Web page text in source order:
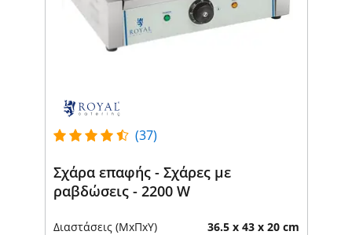
(37)
Σχάρα επαφής - Σχάρες με
ραβδώσεις - 2200 W
Διαστάσεις (ΜxΠxΥ) 36.5 x 43 x 20 cm